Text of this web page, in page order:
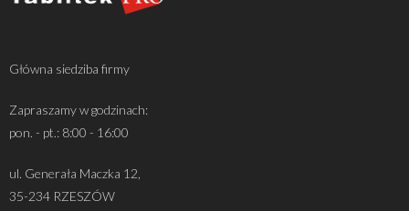
Główna siedziba firmy
Zapraszamy w godzinach:
pon. - pt.: 8:00 - 16:00
ul. Generała Maczka 12,
35-234 RZESZÓW